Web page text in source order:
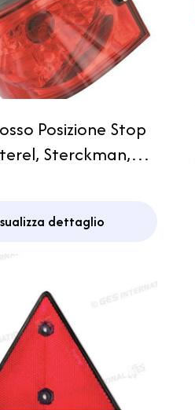
Posizione Stop
Sterckman,
e Concorde
dettaglio